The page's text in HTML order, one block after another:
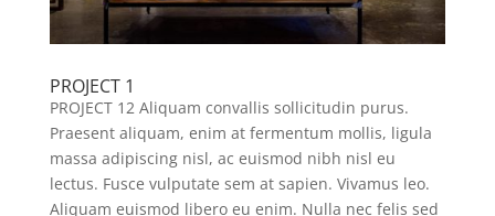
PROJECT 1
PROJECT 12 Aliquam convallis sollicitudin purus.
Praesent aliquam, enim at fermentum mollis, ligula
massa adipiscing nisl, ac euismod nibh nisl eu
lectus. Fusce vulputate sem at sapien. Vivamus leo.
Aliquam euismod libero eu enim. Nulla nec felis sed